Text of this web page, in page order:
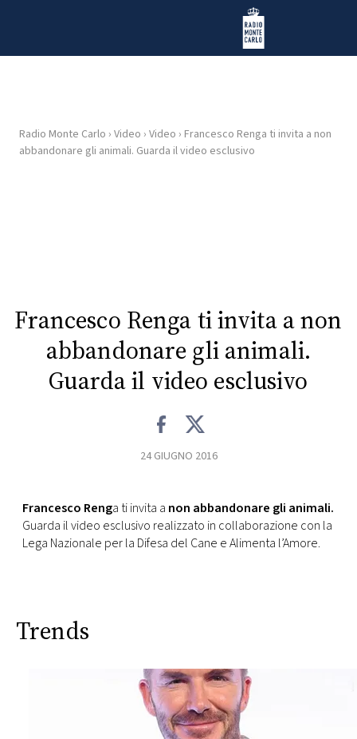
Radio Monte Carlo
HOME
NEWS
FOTO
VIDEO
PRINCIPATO
DI
Radio Monte Carlo › Video › Video › Francesco Renga ti invita a non
abbandonare gli animali. Guarda il video esclusivo
Francesco Renga ti invita a non
abbandonare gli animali.
Guarda il video esclusivo
24 GIUGNO 2016
Francesco Renga ti invita a non abbandonare gli animali.
Guarda il video esclusivo realizzato in collaborazione con la
Lega Nazionale per la Difesa del Cane e Alimenta l’Amore.
Trends